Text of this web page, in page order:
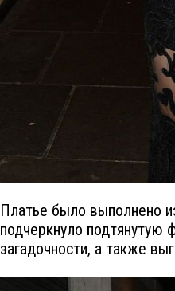
Платье было выполнено
подчеркнуло подтянутую
загадочности, а также